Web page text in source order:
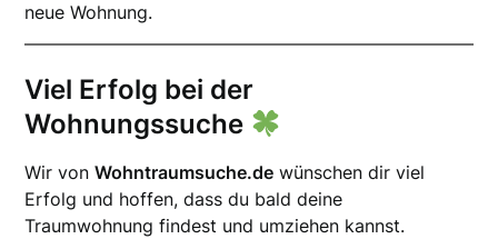
neue Wohnung.
Viel Erfolg bei der
Wohnungssuche
Wir vonWohntraumsuche.de wünschen dir viel
Erfolg und hoffen, dass du bald deine
Traumwohnung findest und umziehen kannst.